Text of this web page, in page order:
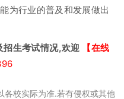
为行业的普及和发展做出
生考试情况,欢迎
【在线
各校实际为准.若有侵权或其他